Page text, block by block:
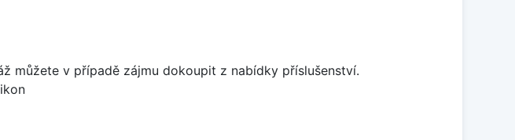
můžete v případě zájmu dokoupit z nabídky příslušenství.